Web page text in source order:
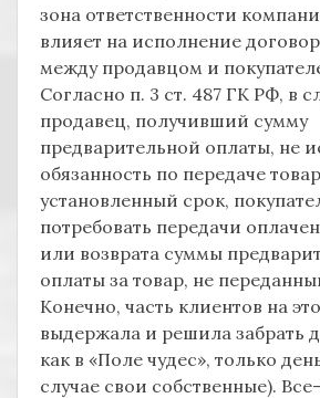
зона ответственности
влияет на исполнение
между продавцом и
Согласно п. 3 ст. 487 ГК РФ, в
продавец, получивший сумму
предварительной оплаты, не
обязанность по передаче
установленный срок,
потребовать передачи
или возврата суммы
оплаты за товар, не
Конечно, часть клиентов на
выдержала и решила забрать
как в «Поле чудес», только
случае свои собственные).